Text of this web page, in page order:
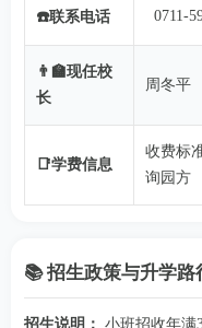
☎️联系电话 0711-
👨‍🏫现任校
长
周冬平
📑学费信息
收费标
询园方
📚 招生政策与升学路
招生说明： 小班招收年满